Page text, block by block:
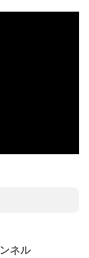
ネル